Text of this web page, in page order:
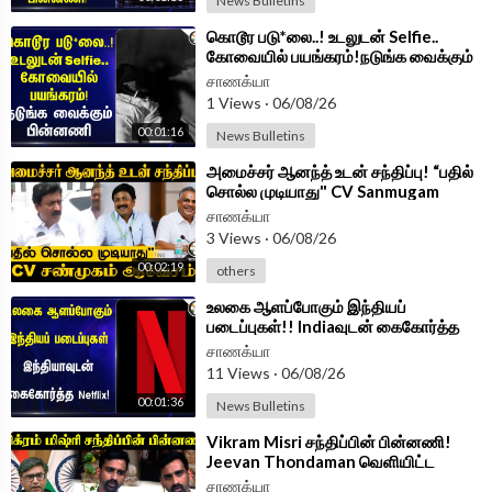
00:01:16
⁣கொடூர படு*லை..! உடலுடன் Selfie..
கோவையில் பயங்கரம்!நடுங்க வைக்கும்
பின்னணி | Kovai
சாணக்யா
1 Views · 06/08/26
News Bulletins
00:02:19
⁣அமைச்சர் ஆனந்த் உடன் சந்திப்பு! “பதில்
சொல்ல முடியாது" CV Sanmugam
ஆவேசம் | Press Meet
சாணக்யா
3 Views · 06/08/26
others
00:01:36
⁣உலகை ஆளப்போகும் இந்தியப்
படைப்புகள்!! Indiaவுடன் கைகோர்த்த
Netflix! | Narendra Modi | Ted
Sarandos
சாணக்யா
11 Views · 06/08/26
News Bulletins
⁣Vikram Misri சந்திப்பின் பின்னணி!
Jeevan Thondaman வெளியிட்ட
முக்கிய தகவல் | India | Srilanka
சாணக்யா